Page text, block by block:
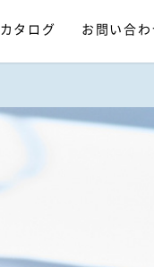
カタログ お問い合わ